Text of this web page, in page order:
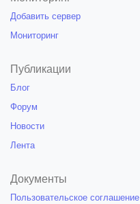
Добавить сервер
Мониторинг
Публикации
Блог
Форум
Новости
Лента
Документы
Пользовательское соглашение